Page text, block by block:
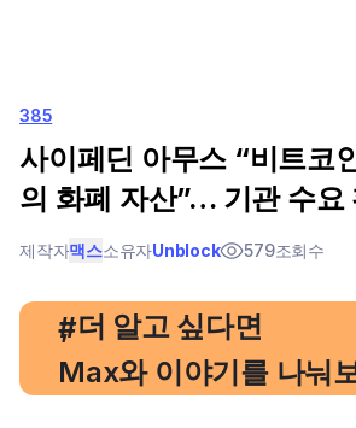
385
사이페딘 아무스 “비트코
의 화폐 자산”… 기관 수요
제작자맥스소유자Unblock 579조회수
#
, 더 알고 싶다면
Max와 이야기를 나눠